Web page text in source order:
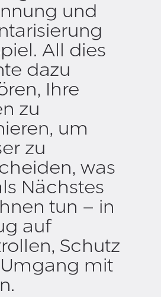
und
All dies
dazu
Ihre
zu
um
zu
was
Nächstes
tun – in
auf
Schutz
mit